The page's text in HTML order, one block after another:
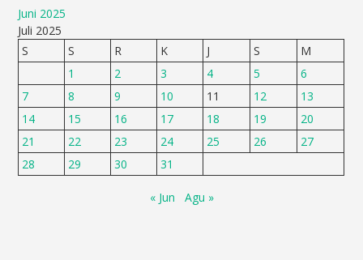
Juni 2025
Juli 2025
S
S R K J S
M
1
2 3 4 5
6
7
8 9 10 11 12
13
14
15 16 17 18 19
20
21
22 23 24 25 26
27
28
29 30 31
« Jun Agu »